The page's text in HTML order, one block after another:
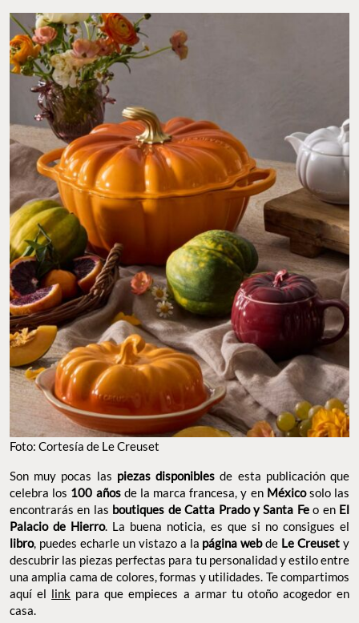
Foto: Cortesía de Le Creuset
Son muy pocas las piezas disponibles de esta publicación que
celebra los 100 añosde la marca francesa, y en Méxicosolo las
encontrarás en las boutiques de Catta Prado y Santa Feo en El
Palacio de Hierro. La buena noticia, es que si no consigues el
libro, puedes echarle un vistazo a la página webde Le Creuset y
descubrir las piezas perfectas para tu personalidad y estilo entre
una amplia cama de colores, formas y utilidades. Te compartimos
aquí el link para que empieces a armar tu otoño acogedor en
casa.